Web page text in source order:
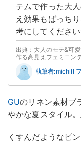
テムで作った大
え効果もばっち
考にしてくださ
出典：大人のモテ&可
作る高見えフェミニン
執筆者:michill
GUのリネン素材ブ
やかな夏スタイル
くすんだようなピ